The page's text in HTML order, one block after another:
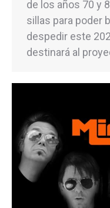
de los años 70 y
sillas para poder
despedir este
destinará al